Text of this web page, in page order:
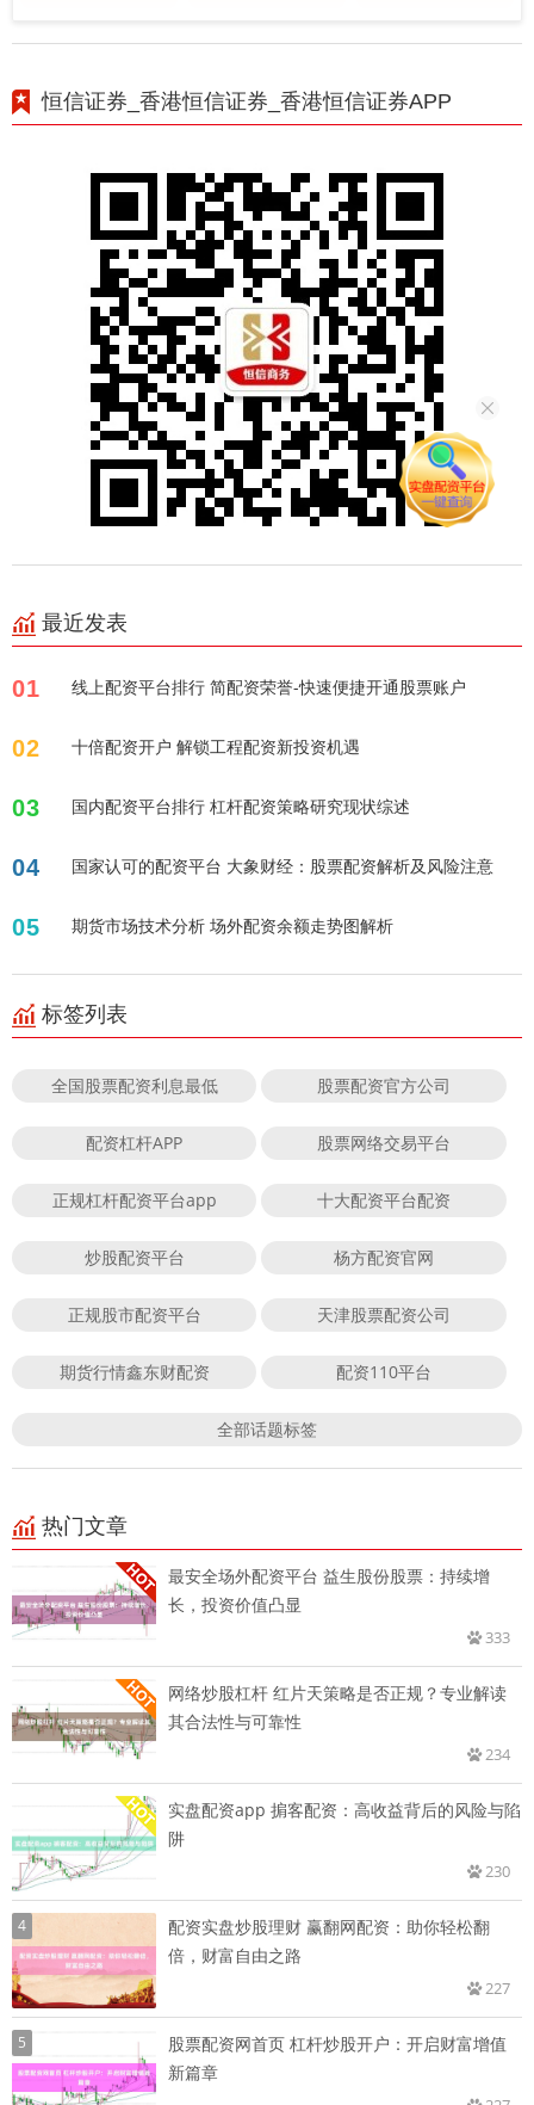
恒信证券_香港恒信证券_香港恒信证券APP
最近发表
01 线上配资平台排行 简配资荣誉-快速便捷开通股票账户
02 十倍配资开户 解锁工程配资新投资机遇
03 国内配资平台排行 杠杆配资策略研究现状综述
04 国家认可的配资平台 大象财经：股票配资解析及风险注意
05 期货市场技术分析 场外配资余额走势图解析
标签列表
全国股票配资利息最低 股票配资官方公司
配资杠杆APP 股票网络交易平台
正规杠杆配资平台app 十大配资平台配资
炒股配资平台 杨方配资官网
正规股市配资平台 天津股票配资公司
期货行情鑫东财配资 配资110平台
全部话题标签
热门文章
最安全场外配资平台 益生股份股票：持续增
长，投资价值凸显
333
网络炒股杠杆 红片天策略是否正规？专业解读
其合法性与可靠性
234
实盘配资app 掮客配资：高收益背后的风险与陷
阱
230
4
配资实盘炒股理财 赢翻网配资：助你轻松翻
倍，财富自由之路
227
5
股票配资网首页 杠杆炒股开户：开启财富增值
新篇章